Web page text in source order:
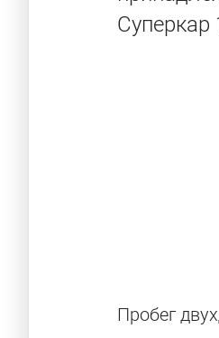
Суперкар
Пробег